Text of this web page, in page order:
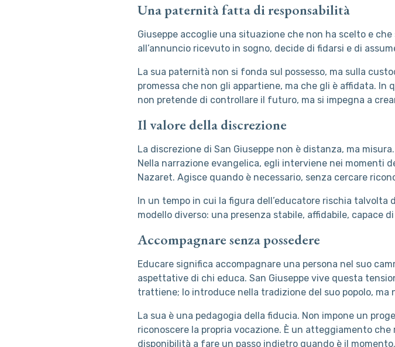
Una paternità fatta di responsabilità
Giuseppe accoglie una situazione che non ha scelto e
all’annuncio ricevuto in sogno, decide di fidarsi e di
La sua paternità non si fonda sul possesso, ma sulla
promessa che non gli appartiene, ma che gli è affidata.
non pretende di controllare il futuro, ma si impegna a
Il valore della discrezione
La discrezione di San Giuseppe non è distanza, ma
Nella narrazione evangelica, egli interviene nei momenti
Nazaret. Agisce quando è necessario, senza cercare
In un tempo in cui la figura dell’educatore rischia
modello diverso: una presenza stabile, affidabile, capace
Accompagnare senza possedere
Educare significa accompagnare una persona nel suo
aspettative di chi educa. San Giuseppe vive questa
trattiene; lo introduce nella tradizione del suo popolo, ma
La sua è una pedagogia della fiducia. Non impone un
riconoscere la propria vocazione. È un atteggiamento
disponibilità a fare un passo indietro quando è il momento.